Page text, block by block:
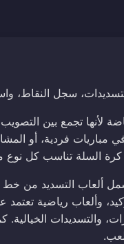
سجل
لأنها تجمع بين
في مباريات فردية، أو
كرة السلة تناسب كل نوع
ألعاب التسديد من
وألعاب رياضية
والتسديدات